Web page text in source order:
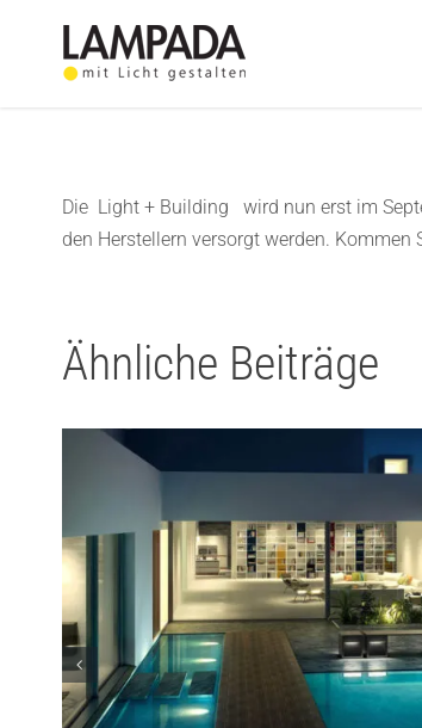
Die Light + Building wird nun erst im
den Herstellern versorgt werden. Kommen
Ähnliche Beiträge